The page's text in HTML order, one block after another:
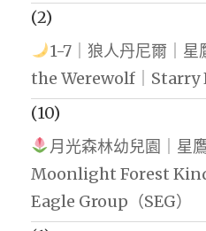
(2)
1-7｜狼人丹尼爾｜
the Werewolf｜Starry
(10)
月光森林幼兒園｜星
Moonlight Forest
Eagle Group（SEG）